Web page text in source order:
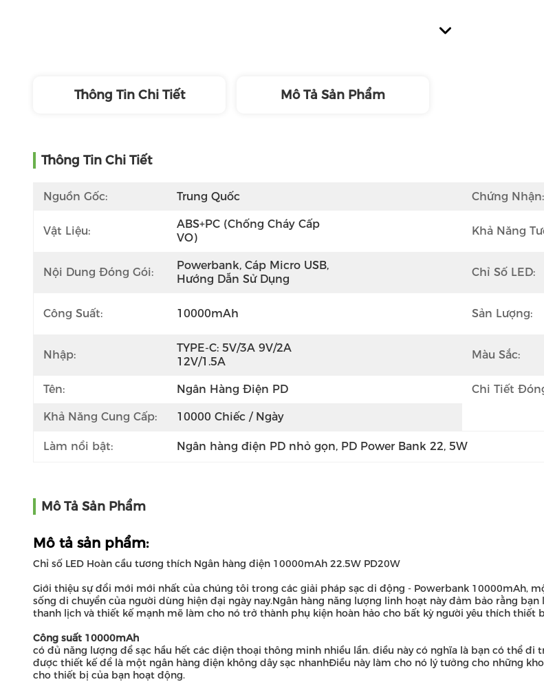
Thông Tin Chi Tiết Mô Tả Sản Phẩm
Thông Tin Chi Tiết
Nguồn Gốc: Trung Quốc Chứng Nhận:
Vật Liệu:
ABS+PC (chống Cháy Cấp
VO)
Khả Năng
Nội Dung Đóng Gói:
Powerbank, Cáp Micro USB,
Hướng Dẫn Sử Dụng
Chỉ Số LED:
Công Suất: 10000mAh Sản Lượng:
Nhập:
TYPE-C: 5V/3A 9V/2A
12V/1.5A
Màu Sắc:
Tên: Ngân Hàng Điện PD Chi Tiết
Khả Năng Cung Cấp: 10000 Chiếc / Ngày
Làm nổi bật: Ngân hàng điện PD nhỏ gọn, PD Power Bank 22, 5W
Mô Tả Sản Phẩm
Mô tả sản phẩm:
Chỉ số LED Hoàn cầu tương thích Ngân hàng điện 10000mAh 22.5W PD20W
Giới thiệu sự đổi mới mới nhất của chúng tôi trong các giải pháp sạc di động - Powerbank 10000mAh,
sống di chuyển của người dùng hiện đại ngày nay.Ngân hàng năng lượng linh hoạt này đảm bảo rằng
thanh lịch và thiết kế mạnh mẽ làm cho nó trở thành phụ kiện hoàn hảo cho bất kỳ người yêu thích thiết
Công suất 10000mAh
có đủ năng lượng để sạc hầu hết các điện thoại thông minh nhiều lần. điều này có nghĩa là bạn có thể
được thiết kế để là một ngân hàng điện không dây sạc nhanhĐiều này làm cho nó lý tưởng cho những
cho thiết bị của bạn hoạt động.